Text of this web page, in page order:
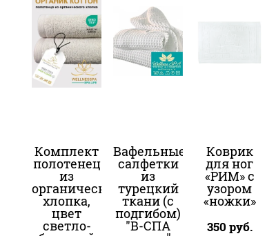
Комплект
полотенец
из
органического
хлопка,
цвет
светло-
Вафельные
салфетки
из
турецкий
ткани (с
подгибом)
"В-СПА
Коврик
для ног
«РИМ» с
узором
«ножки»
350 руб.